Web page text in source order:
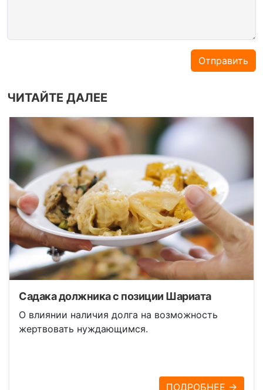
Отправить
ЧИТАЙТЕ ДАЛЕЕ
Садака должника с позиции Шариата
О влиянии наличия долга на возможность
жертвовать нуждающимся.
ПОДРОБНЕЕ →